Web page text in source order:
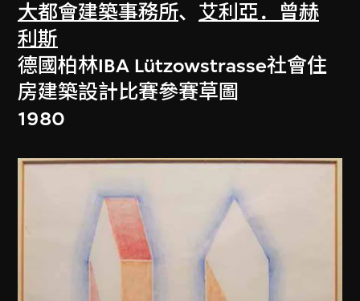
大都會建築事務所、 艾利亞．曾赫
利斯
德國柏林IBA Lützowstrasse社會住
房建築設計比賽參賽草圖
1980